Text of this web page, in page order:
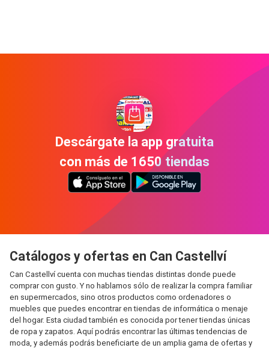
Descárgate la app gratuita
con más de 1650 tiendas
Catálogos y ofertas en Can Castellví
Can Castellví cuenta con muchas tiendas distintas donde puede
comprar con gusto. Y no hablamos sólo de realizar la compra familiar
en supermercados, sino otros productos como ordenadores o
muebles que puedes encontrar en tiendas de informática o menaje
del hogar. Esta ciudad también es conocida por tener tiendas únicas
de ropa y zapatos. Aquí podrás encontrar las últimas tendencias de
moda, y además podrás beneficiarte de un amplia gama de ofertas y